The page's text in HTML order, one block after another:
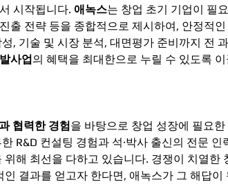
시작됩니다. 애녹스는 창업 초기 기업이 필
출 전략 등을 종합적으로 제시하여, 안정적인
, 기술 및 시장 분석, 대면평가 준비까지 전
사업의 혜택을 최대한으로 누릴 수 있도록 이
협력한 경험을 바탕으로 창업 성장에 필요한
R&D 컨설팅 경험과 석·박사 출신의 전문 인
해 최선을 다하고 있습니다. 경쟁이 치열한
결과를 얻고자 한다면, 애녹스가 그 해답이